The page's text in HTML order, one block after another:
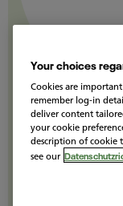
Your choices
Cookies are
remember log-in
deliver content
your cookie
description of cookie
see our